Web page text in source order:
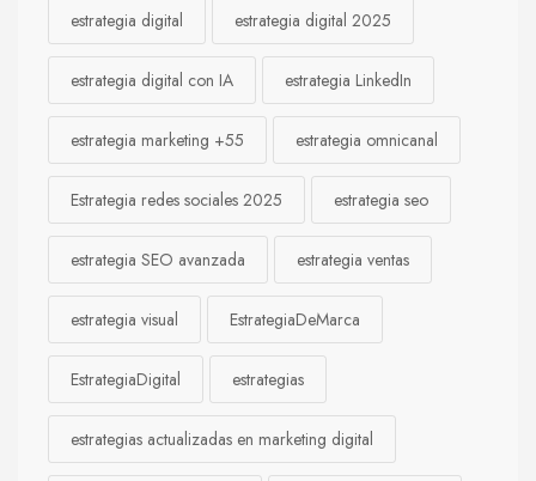
estrategia digital estrategia digital 2025
estrategia digital con IA estrategia LinkedIn
estrategia marketing +55 estrategia omnicanal
Estrategia redes sociales 2025 estrategia seo
estrategia SEO avanzada estrategia ventas
estrategia visual EstrategiaDeMarca
EstrategiaDigital estrategias
estrategias actualizadas en marketing digital